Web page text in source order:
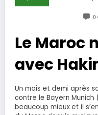
0
Le Maroc
avec
Un mois et demi après
contre le Bayern Munich
beaucoup mieux et il